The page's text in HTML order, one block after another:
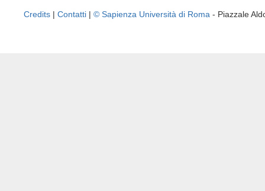
Credits | Contatti | © Sapienza Università di Roma - Piazzale